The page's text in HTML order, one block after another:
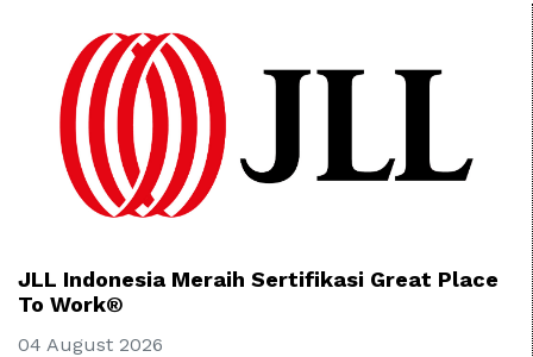
JLL Indonesia Meraih Sertifikasi Great Place
To Work®
04 August 2026